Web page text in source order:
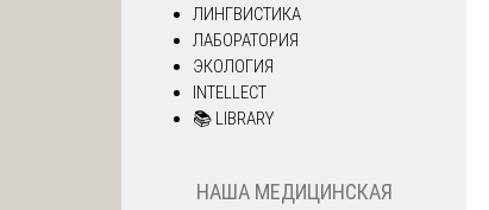
ЛИНГВИСТИКА
ЛАБОРАТОРИЯ
ЭКОЛОГИЯ
INTELLECT
📚 LIBRARY
НАША МЕДИЦИНСКАЯ